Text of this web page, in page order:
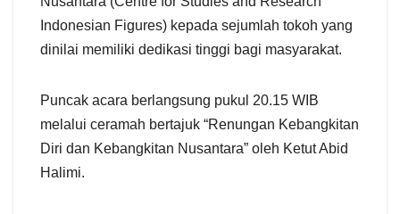
Indonesian Figures) kepada sejumlah tokoh yang
dinilai memiliki dedikasi tinggi bagi masyarakat.
​Puncak acara berlangsung pukul 20.15 WIB
melalui ceramah bertajuk “Renungan Kebangkitan
Diri dan Kebangkitan Nusantara” oleh Ketut Abid
Halimi.